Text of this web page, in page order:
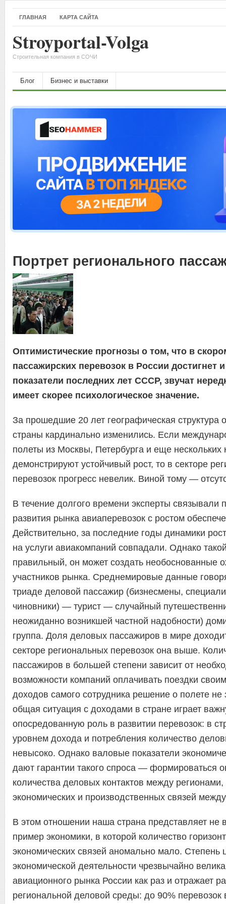
ГЛАВНАЯ КАРТА САЙТА
Stroyportal-Volga
Строительная компания в СОЧИ
Блог Бизнес и выставки
Портрет регионального
Oптимистические прогнозы о том, что в
пассажирских перевозок в России достигнет
показатели последних лет СССР, звучат
имеет скорее психологическое значение.
За прошедшие 20 лет географическая структура
страны кардинально изменились. Если
полеты из Москвы, Петербурга и еще нескольких
демонстрируют устойчивый рост, то в секторе
перевозок прогресс невелик. Виной тому —
В течение долгого времени эксперты связывали
развития рынка авиаперевозок с ростом
Действительно, за последние годы динамики
на услуги авиакомпаний совпадали. Однако
правильный, он может создать необоснованные
участников рынка. Среднемировые данные
триаде деловой пассажир (бизнесмены,
чиновники) — турист — случайный
неожиданно возникшей частной надобности)
группа. Доля деловых пассажиров в мире
секторе региональных перевозок она выше.
пассажиров в большей степени зависит от
возможности компаний оплачивать поездки
доходов самого сотрудника решение о полете не
общая ситуация с доходами в стране играет
опосредованную роль в развитии перевозок: в
уровнем дохода и потребления количество
невысоко. Однако валовые показатели
дают гарантии такого спроса — формироваться
количества деловых контактов между
экономических и производственных связей
В этом отношении наша страна представляет не
пример экономики, в которой количество
экономических связей аномально мало. Степень
экономической деятельности чрезвычайно
авиационного рынка России как раз и отражает
региональной деловой среды: до 90% перевозок